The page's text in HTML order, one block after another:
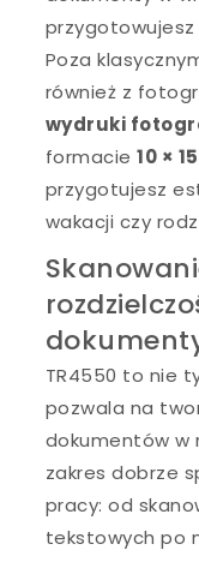
przygotowujesz
Poza
również z
wydruki
formacie10 ×
przygotujesz
wakacji czy
TR4550 to nie
pozwala na
dokumentów w
zakres dobrze
pracy: od
tekstowych po